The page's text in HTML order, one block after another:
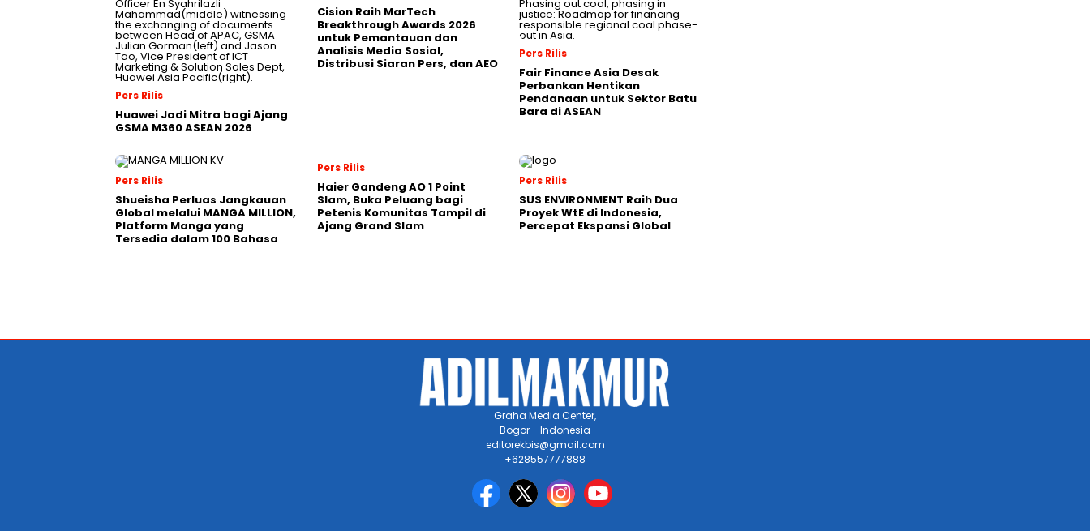
Pers Rilis
Huawei Jadi Mitra bagi Ajang
GSMA M360 ASEAN 2026
Cision Raih MarTech
Breakthrough Awards 2026
untuk Pemantauan dan
Analisis Media Sosial,
Distribusi Siaran Pers, dan AEO
Pers Rilis
Fair Finance Asia Desak
Perbankan Hentikan
Pendanaan untuk Sektor Batu
Bara di ASEAN
Pers Rilis
Shueisha Perluas Jangkauan
Global melalui MANGA MILLION,
Platform Manga yang
Tersedia dalam 100 Bahasa
Pers Rilis
Haier Gandeng AO 1 Point
Slam, Buka Peluang bagi
Petenis Komunitas Tampil di
Ajang Grand Slam
Pers Rilis
SUS ENVIRONMENT Raih Dua
Proyek WtE di Indonesia,
Percepat Ekspansi Global
Graha Media Center,
Bogor - Indonesia
editorekbis@gmail.com
+628557777888